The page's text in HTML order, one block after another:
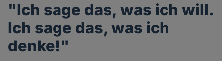
"Ich sage das, was ich will.
Ich sage das, was ich
denke!"